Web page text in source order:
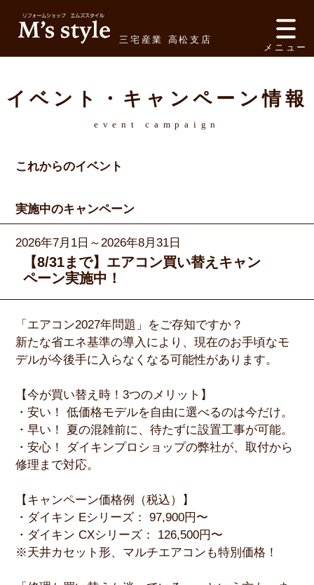
三宅産業 高松支店
メニュー
イベント・キャンペーン情報
event campaign
これからのイベント
実施中のキャンペーン
2026年7月1日～2026年8月31日
【8/31まで】エアコン買い替えキャン
ペーン実施中！
「エアコン2027年問題」をご存知ですか？
新たな省エネ基準の導入により、現在のお手頃なモ
デルが今後手に入らなくなる可能性があります。
【今が買い替え時！3つのメリット】
・安い！ 低価格モデルを自由に選べるのは今だけ。
・早い！ 夏の混雑前に、待たずに設置工事が可能。
・安心！ ダイキンプロショップの弊社が、取付から
修理まで対応。
【キャンペーン価格例（税込）】
・ダイキン Eシリーズ： 97,900円〜
・ダイキン CXシリーズ： 126,500円〜
※天井カセット形、マルチエアコンも特別価格！